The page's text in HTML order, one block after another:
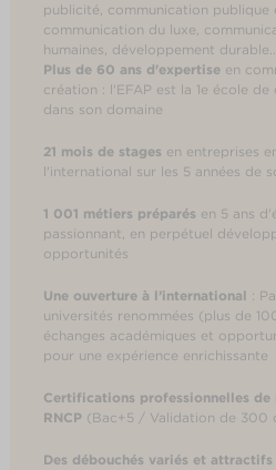
publicité, communication publique
communication du luxe,
humaines, développement
Plus de 60 ans d'expertise en
création : l'EFAP est la 1e école
dans son domaine
21 mois de stages en entreprises
l'international sur les 5 années de
1 001 métiers préparés en 5 ans
passionnant, en perpétuel
opportunités
Une ouverture à l’international :
universités renommées (plus de
échanges académiques et
pour une expérience enrichissante
Certifications professionnelles de
RNCP (Bac+5 / Validation de 300
Des débouchés variés et attractifs